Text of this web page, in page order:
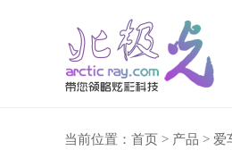
当前位置： 首页 > 产品 > 爱